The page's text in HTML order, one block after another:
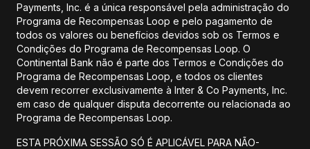
Payments, Inc. é a única responsável pela administração do
Programa de Recompensas Loop e pelo pagamento de
todos os valores ou benefícios devidos sob os Termos e
Condições do Programa de Recompensas Loop. O
Continental Bank não é parte dos Termos e Condições do
Programa de Recompensas Loop, e todos os clientes
devem recorrer exclusivamente à Inter & Co Payments, Inc.
em caso de qualquer disputa decorrente ou relacionada ao
Programa de Recompensas Loop.
ESTA PRÓXIMA SESSÃO SÓ É APLICÁVEL PARA NÃO-